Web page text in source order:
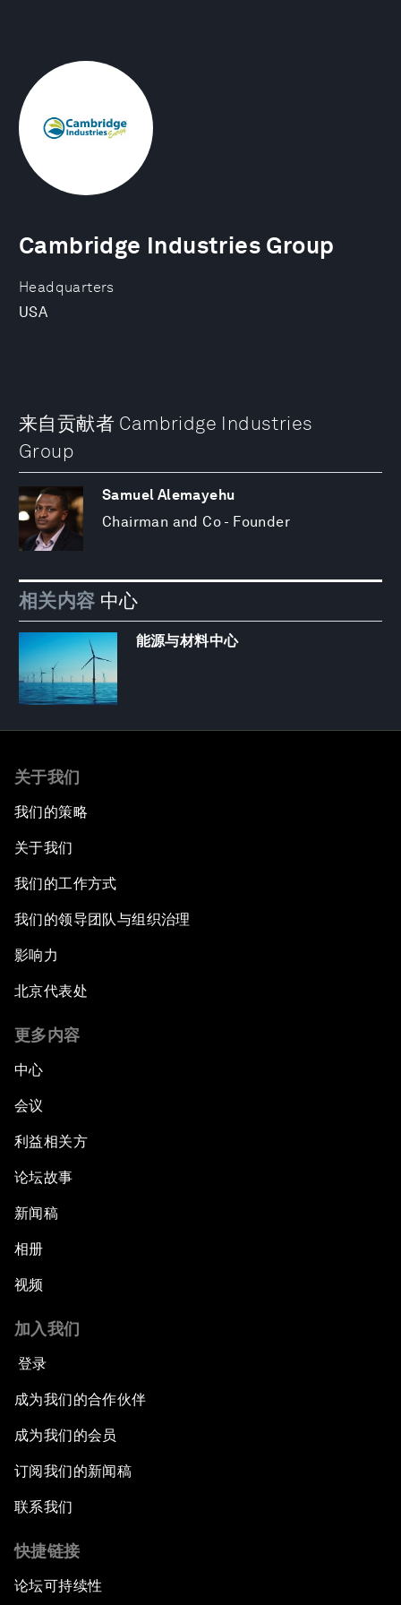
Headquarters
USA
Cambridge Industries Group
来自贡献者 Cambridge Industries
Group
Samuel Alemayehu
Chairman and Co - Founder
相关内容 中心
能源与材料中心
关于我们
我们的策略
关于我们
我们的工作方式
我们的领导团队与组织治理
影响力
北京代表处
更多内容
中心
会议
利益相关方
论坛故事
新闻稿
相册
视频
加入我们
登录
成为我们的合作伙伴
成为我们的会员
订阅我们的新闻稿
联系我们
快捷链接
论坛可持续性